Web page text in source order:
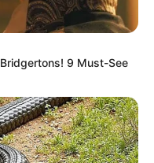
9 Must-See